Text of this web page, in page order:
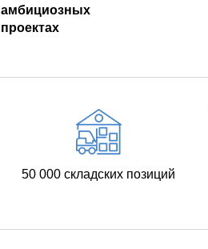
амбициозных
проектах
50 000 складских позиций